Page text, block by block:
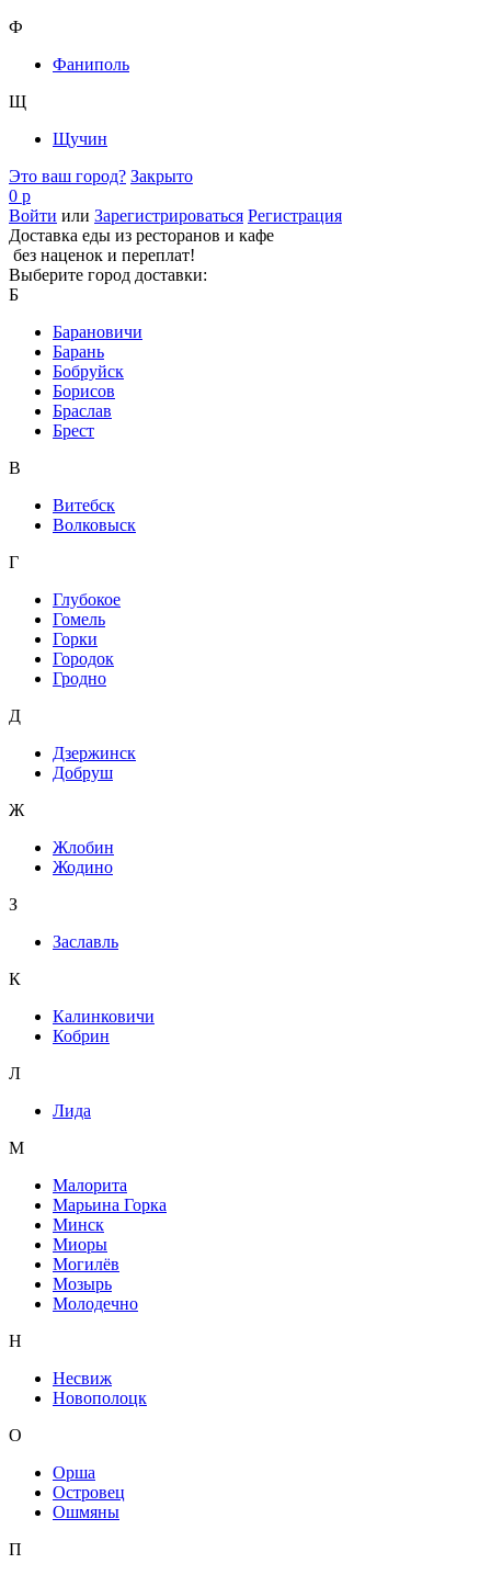
Ф
Фаниполь
Щ
Щучин
Это ваш город? Закрыто
0 р
Войти или Зарегистрироваться Регистрация
Доставка еды из ресторанов и кафе
без наценок и переплат!
Выберите город доставки:
Б
Барановичи
Барань
Бобруйск
Борисов
Браслав
Брест
В
Витебск
Волковыск
Г
Глубокое
Гомель
Горки
Городок
Гродно
Д
Дзержинск
Добруш
Ж
Жлобин
Жодино
З
Заславль
К
Калинковичи
Кобрин
Л
Лида
М
Малорита
Марьина Горка
Минск
Миоры
Могилёв
Мозырь
Молодечно
Н
Несвиж
Новополоцк
О
Орша
Островец
Ошмяны
П